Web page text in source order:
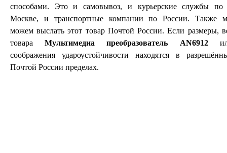
способами. Это и самовывоз, и курьерские службы по
Москве, и транспортные компании по России. Также
можем выслать этот товар Почтой России. Если размеры,
товараМультимедиа преобразователь AN6912
соображения удароустойчивости находятся в
Почтой России пределах.